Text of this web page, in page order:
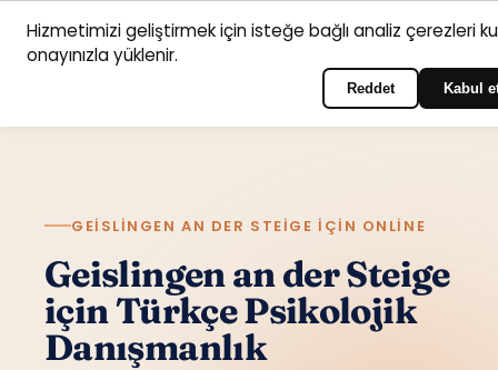
AnasayfaHizmet Psikologlarİletişim
GEISLINGEN AN DER STEIGE IÇIN ONLINE
Geislingen an der Steige
için Türkçe Psikolojik
Danışmanlık
Hizmetimizi geliştirmek için isteğe bağlı analiz çerezleri
onayınızla yüklenir.
Reddet Kabul